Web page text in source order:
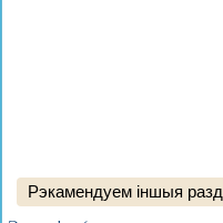
Рэкамендуем іншыя